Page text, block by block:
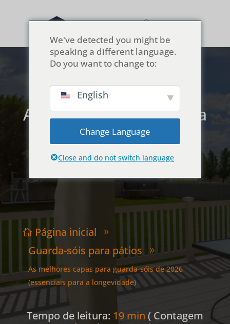
As melhores capas para
guarda-sóis de 2026
(essenciais para a
longevidade)
 Página inicial 9
Guarda-sóis para pátios 9
As melhores capas para guarda-sóis de 2026
(essenciais para a longevidade)
Tempo de leitura: 19 min ( Contagem
We've detected you might be
speaking a different language.
Do you want to change to:
English
Change Language
Close and do not switch language